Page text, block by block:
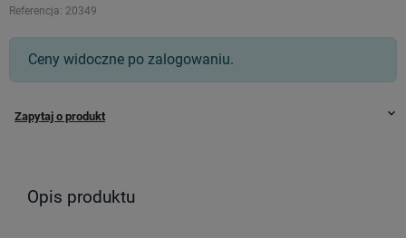
Referencja: 20349
Ceny widoczne po zalogowaniu.
Zapytaj o produkt keyboard_arrow_down
Opis produktu